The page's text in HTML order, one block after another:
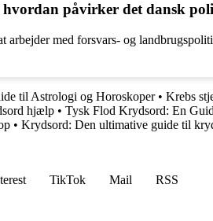
påvirker det dansk
arbejder med forsvars- og
til Astrologi og Horoskoper• Krebs
hjælp • Tysk Flod Krydsord: En
• Krydsord: Den ultimative guide til
TikTok Mail RSS